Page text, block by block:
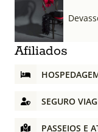
Afiliados
SEGURO
PASSEIOS E